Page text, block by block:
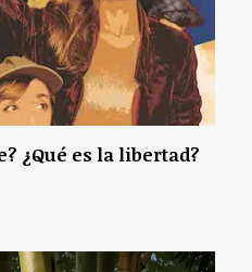
¿Qué es la libertad?